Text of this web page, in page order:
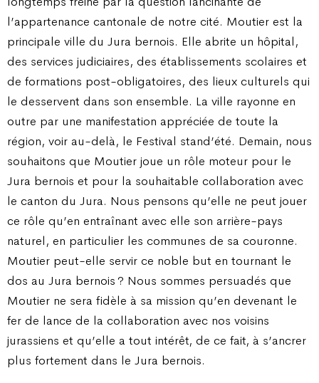
l’appartenance cantonale de notre cité. Moutier est la
principale ville du Jura bernois. Elle abrite un hôpital,
des services judiciaires, des établissements scolaires et
de formations post-obligatoires, des lieux culturels qui
le desservent dans son ensemble. La ville rayonne en
outre par une manifestation appréciée de toute la
région, voir au-delà, le Festival stand’été. Demain, nous
souhaitons que Moutier joue un rôle moteur pour le
Jura bernois et pour la souhaitable collaboration avec
le canton du Jura. Nous pensons qu’elle ne peut jouer
ce rôle qu’en entraînant avec elle son arrière-pays
naturel, en particulier les communes de sa couronne.
Moutier peut-elle servir ce noble but en tournant le
dos au Jura bernois ? Nous sommes persuadés que
Moutier ne sera fidèle à sa mission qu’en devenant le
fer de lance de la collaboration avec nos voisins
jurassiens et qu’elle a tout intérêt, de ce fait, à s’ancrer
plus fortement dans le Jura bernois.